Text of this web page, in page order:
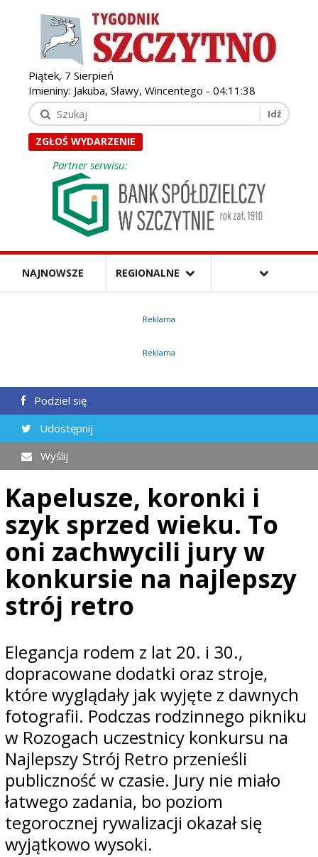
Piątek, 7 Sierpień
Imieniny: Jakuba, Sławy, Wincentego - 04:11:40
ZGŁOŚ WYDARZENIE
Partner serwisu:
NAJNOWSZE REGIONALNE
Reklama
Reklama
Podziel się
Udostępnij
Wyślij
Kapelusze, koronki i
szyk sprzed wieku. To
oni zachwycili jury w
konkursie na najlepszy
strój retro
Elegancja rodem z lat 20. i 30.,
dopracowane dodatki oraz stroje,
które wyglądały jak wyjęte z dawnych
fotografii. Podczas rodzinnego pikniku
w Rozogach uczestnicy konkursu na
Najlepszy Strój Retro przenieśli
publiczność w czasie. Jury nie miało
łatwego zadania, bo poziom
tegorocznej rywalizacji okazał się
wyjątkowo wysoki.